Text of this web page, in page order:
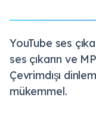
YouTube ses
ses çıkarın ve
Çevrimdışı
mükemmel.